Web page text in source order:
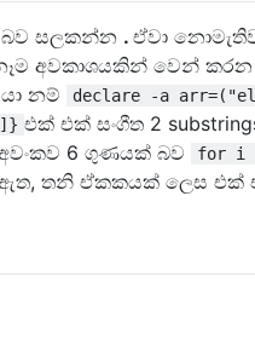
සලකන්න . ඒවා
අවකාශයකින් වෙන් කරන
නම්
declare -a
එක් එක් සංගීත 2
6 ගුණයක් බව
for i
ඇත, තනි ඒකකයක් ලෙස එක්